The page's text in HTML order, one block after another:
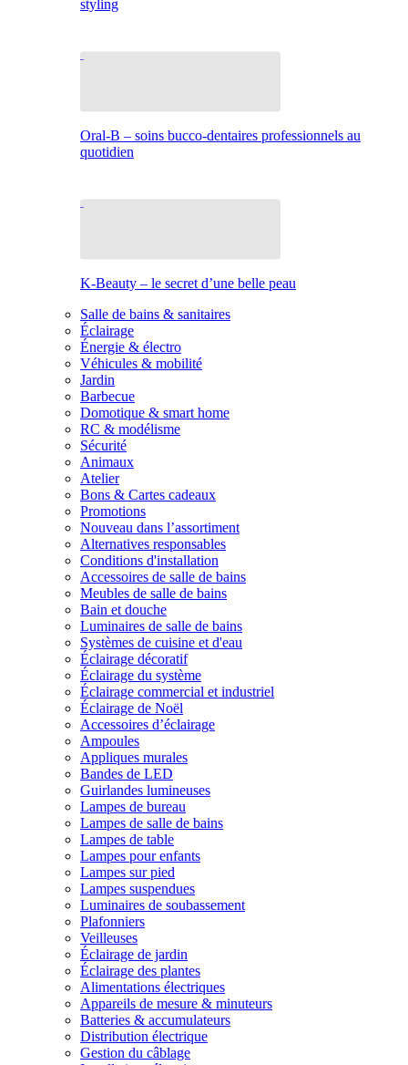
styling
Oral-B – soins bucco-dentaires professionnels au
quotidien
K-Beauty – le secret d’une belle peau
Salle de bains & sanitaires
Éclairage
Énergie & électro
Véhicules & mobilité
Jardin
Barbecue
Domotique & smart home
RC & modélisme
Sécurité
Animaux
Atelier
Bons & Cartes cadeaux
Promotions
Nouveau dans l’assortiment
Alternatives responsables
Conditions d'installation
Accessoires de salle de bains
Meubles de salle de bains
Bain et douche
Luminaires de salle de bains
Systèmes de cuisine et d'eau
Éclairage décoratif
Éclairage du système
Éclairage commercial et industriel
Éclairage de Noël
Accessoires d’éclairage
Ampoules
Appliques murales
Bandes de LED
Guirlandes lumineuses
Lampes de bureau
Lampes de salle de bains
Lampes de table
Lampes pour enfants
Lampes sur pied
Lampes suspendues
Luminaires de soubassement
Plafonniers
Veilleuses
Éclairage de jardin
Éclairage des plantes
Alimentations électriques
Appareils de mesure & minuteurs
Batteries & accumulateurs
Distribution électrique
Gestion du câblage